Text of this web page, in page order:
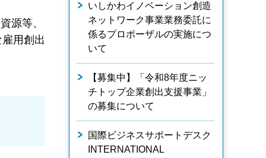
源等、
用創出
いしかわイノベーション創造
ネットワーク事業業務委託に
係るプロポーザルの実施につ
いて
【募集中】「令和8年度ニッ
チトップ企業創出支援事業」
の募集について
国際ビジネスサポートデスク
INTERNATIONAL